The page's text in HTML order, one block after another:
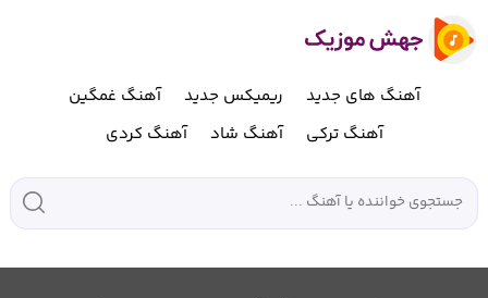
آهنگ های جدید ریمیکس جدید
آهنگ غمگین
آهنگ ترکی
آهنگ شاد آهنگ کردی